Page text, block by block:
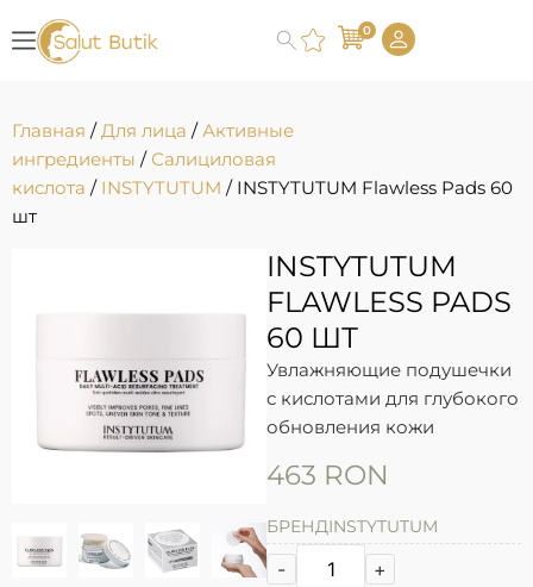
0
Главная /Для лица /Активные
ингредиенты / Салициловая
кислота / INSTYTUTUM / INSTYTUTUM Flawless Pads 60
шт
INSTYTUTUM
FLAWLESS PADS
60 ШТ
Увлажняющие подушечки
с кислотами для глубокого
обновления кожи
463 RON
БРЕНДINSTYTUTUM
- +